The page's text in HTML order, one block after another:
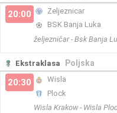
20:00
Zeljeznicar
BSK Banja Luka
željezničar - Bsk Banja
Ekstraklasa Poljska
20:30
Wisla
Plock
Wisla Krakow - Wisla